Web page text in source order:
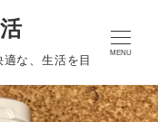
な、生活を目 MENU